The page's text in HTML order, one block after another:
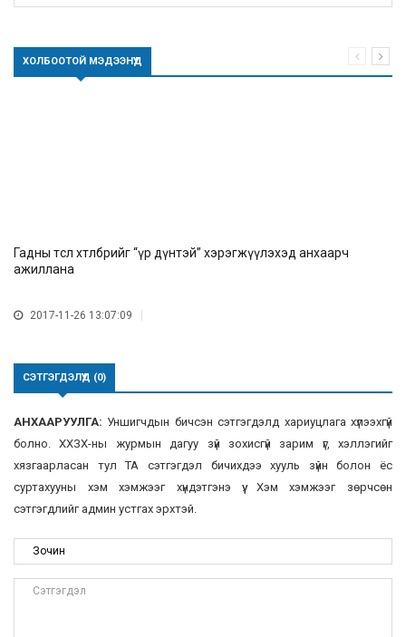
ХОЛБООТОЙ МЭДЭЭНҮҮД
Гадны төсөл хөтөлбөрийг “үр дүнтэй” хэрэгжүүлэхэд анхаарч
ажиллана
2017-11-26 13:07:09
СЭТГЭГДЭЛҮҮД (0)
АНХААРУУЛГА: Уншигчдын бичсэн сэтгэгдэлд хариуцлага хүлээхгүй
болно. ХХЗХ-ны журмын дагуу зүй зохисгүй зарим үг, хэллэгийг
хязгаарласан тул ТА сэтгэгдэл бичихдээ хууль зүйн болон ёс
суртахууны хэм хэмжээг хүндэтгэнэ үү. Хэм хэмжээг зөрчсөн
сэтгэгдлийг админ устгах эрхтэй.